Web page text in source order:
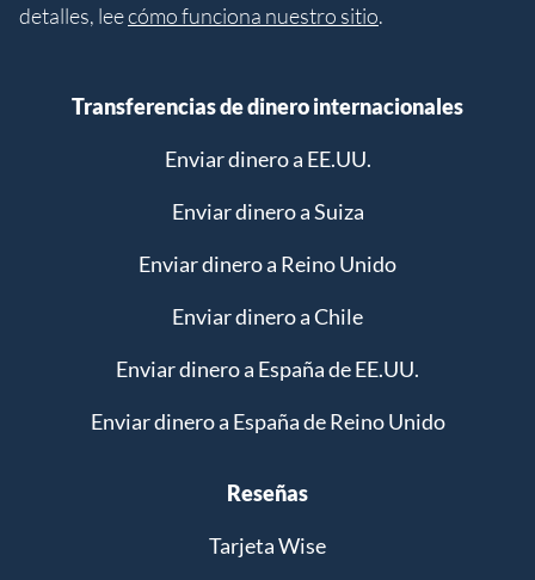
detalles, leecómo funciona nuestro sitio.
Transferencias de dinero internacionales
Enviar dinero a EE.UU.
Enviar dinero a Suiza
Enviar dinero a Reino Unido
Enviar dinero a Chile
Enviar dinero a España de EE.UU.
Enviar dinero a España de Reino Unido
Reseñas
Tarjeta Wise